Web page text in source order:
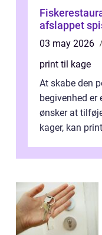
Fiskerestaurant frisk fisk,
afslappet
03 may 2026
print til kage
At skabe den
begivenhed er
ønsker at
kager, kan